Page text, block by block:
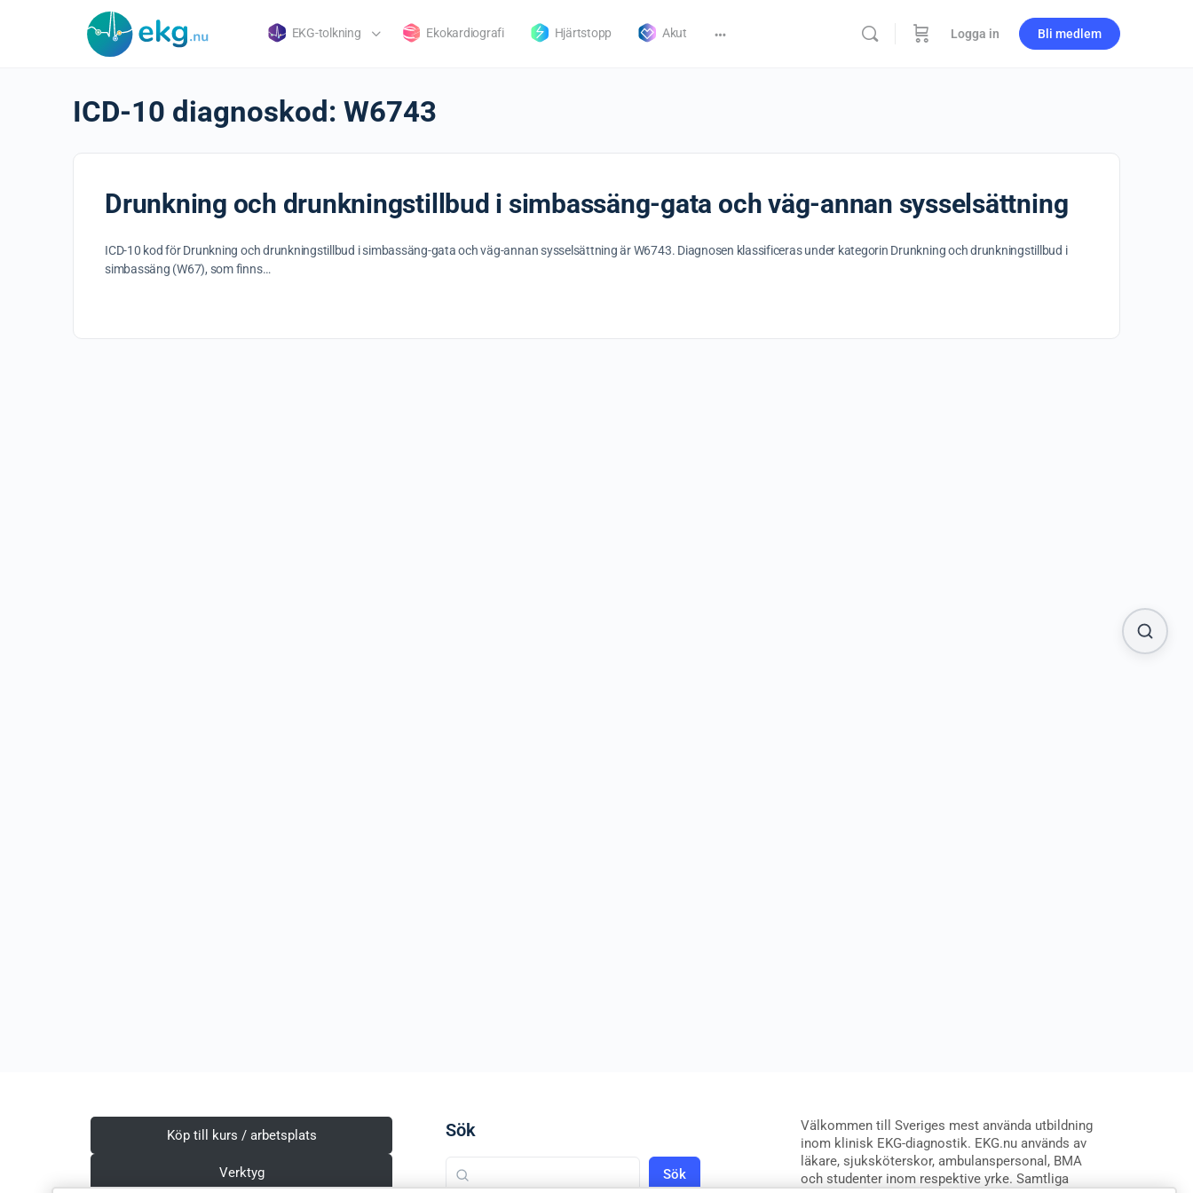
EKG-tolkning Ekokardiografi Hjärtstopp Akut Logga in Bli medlem
ICD-10 diagnoskod: W6743
Drunkning och drunkningstillbud i simbassäng-gata och väg-annan sysselsättning
ICD-10 kod för Drunkning och drunkningstillbud i simbassäng-gata och väg-annan sysselsättning är W6743. Diagnosen klassificeras under kategorin Drunkning och drunkningstillbud i
simbassäng (W67), som finns…
Köp till kurs / arbetsplats
Verktyg
Sök
Sök
Välkommen till Sveriges mest använda utbildning
inom klinisk EKG-diagnostik. EKG.nu används av
läkare, sjuksköterskor, ambulanspersonal, BMA
och studenter inom respektive yrke. Samtliga